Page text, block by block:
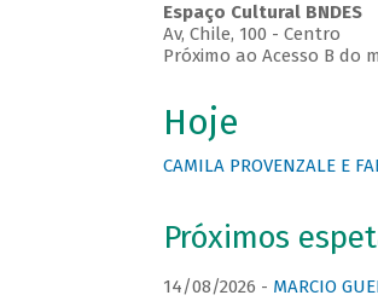
Espaço Cultural BNDES
Av, Chile, 100 - Centro
Próximo ao Acesso B do
Hoje
CAMILA PROVENZALE E
Próximos
14/08/2026 - MARCIO